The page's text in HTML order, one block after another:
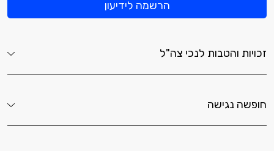
הרשמה לידיעון
זכויות והטבות לנכי צה"ל
חופשה נגישה